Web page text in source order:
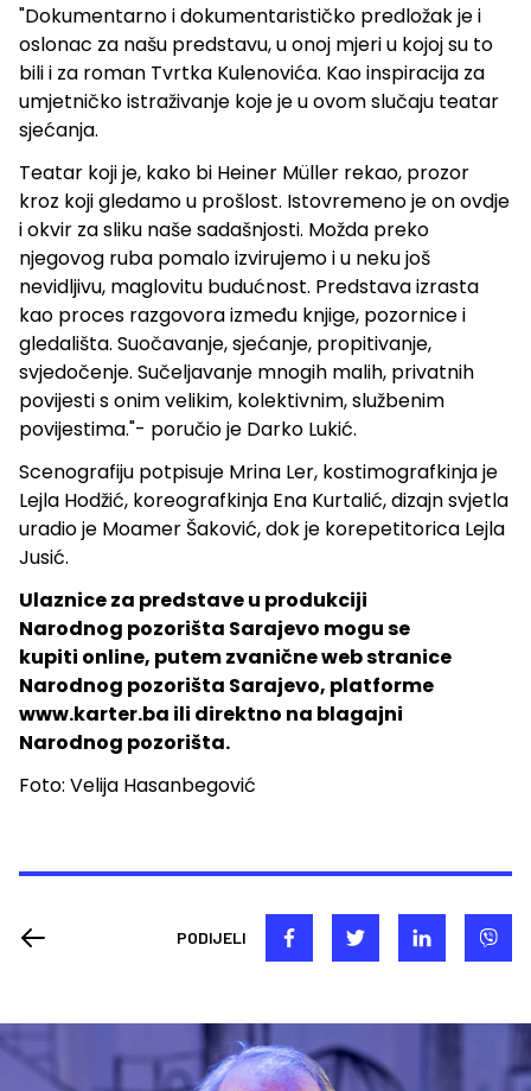
"Dokumentarno i dokumentarističko predložak je i
oslonac za našu predstavu, u onoj mjeri u kojoj su to
bili i za roman Tvrtka Kulenovića. Kao inspiracija za
umjetničko istraživanje koje je u ovom slučaju teatar
sjećanja.
Teatar koji je, kako bi Heiner Müller rekao, prozor
kroz koji gledamo u prošlost. Istovremeno je on ovdje
i okvir za sliku naše sadašnjosti. Možda preko
njegovog ruba pomalo izvirujemo i u neku još
nevidljivu, maglovitu budućnost. Predstava izrasta
kao proces razgovora između knjige, pozornice i
gledališta. Suočavanje, sjećanje, propitivanje,
svjedočenje. Sučeljavanje mnogih malih, privatnih
povijesti s onim velikim, kolektivnim, službenim
povijestima."- poručio je Darko Lukić.
Scenografiju potpisuje Mrina Ler, kostimografkinja je
Lejla Hodžić, koreografkinja Ena Kurtalić, dizajn svjetla
uradio je Moamer Šaković, dok je korepetitorica Lejla
Jusić.
Ulaznice za predstave u produkciji
Narodnog pozorišta Sarajevo mogu se
kupiti online, putem zvanične web stranice
Narodnog pozorišta Sarajevo, platforme
www.karter.ba ili direktno na blagajni
Narodnog pozorišta.
Foto: Velija Hasanbegović
PODIJELI